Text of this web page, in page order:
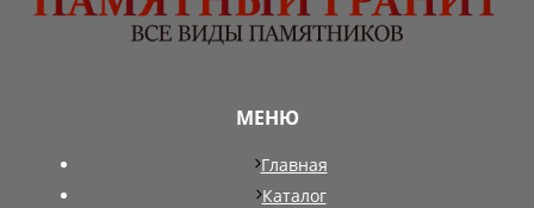
МЕНЮ
Главная
Каталог